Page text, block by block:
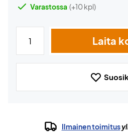
Varastossa (+10 kpl)
Laita
Ilmainen toimitus